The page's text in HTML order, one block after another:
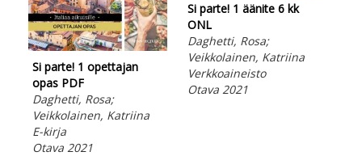
Si parte! 1 opettajan
opas PDF
Daghetti, Rosa;
Veikkolainen, Katriina
E-kirja
Otava 2021
Si parte! 1 äänite 6 kk
ONL
Daghetti, Rosa;
Veikkolainen, Katriina
Verkkoaineisto
Otava 2021